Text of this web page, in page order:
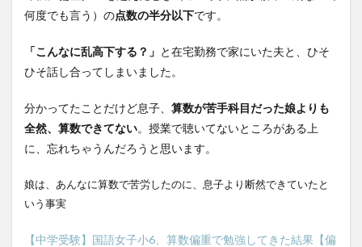
何度でも言う）の点数の半分以下です。
「こんなに乱高下する？」 と在宅勤務で家にいた夫と、ひそ
ひそ話し合ってしまいました。
分かってたことだけど息子、 算数が苦手科目だった娘よりも
全然、算数できてない。授業で聴いてないところがある上
に、忘れちゃうんだろうと思います。
娘は、あんなに算数で苦労したのに、息子より断然できていたと
いう事実
【中学受験】国語女子小6、算数偏重で勉強してきた結果【偏